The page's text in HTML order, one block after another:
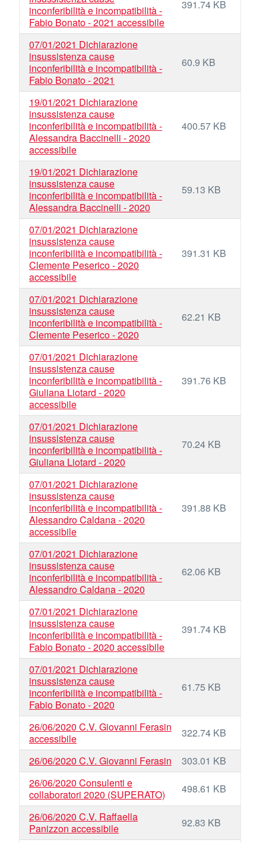
inconferibilità e incompatibilità -
Fabio Bonato - 2021 accessibile
391.74 KB
07/01/2021 Dichiarazione
insussistenza cause
inconferibilità e incompatibilità -
Fabio Bonato - 2021
60.9 KB
19/01/2021 Dichiarazione
insussistenza cause
inconferibilità e incompatibilità -
Alessandra Baccinelli - 2020
accessibile
400.57 KB
19/01/2021 Dichiarazione
insussistenza cause
inconferibilità e incompatibilità -
Alessandra Baccinelli - 2020
59.13 KB
07/01/2021 Dichiarazione
insussistenza cause
inconferibilità e incompatibilità -
Clemente Peserico - 2020
accessibile
391.31 KB
07/01/2021 Dichiarazione
insussistenza cause
inconferibilità e incompatibilità -
Clemente Peserico - 2020
62.21 KB
07/01/2021 Dichiarazione
insussistenza cause
inconferibilità e incompatibilità -
Giuliana Liotard - 2020
accessibile
391.76 KB
07/01/2021 Dichiarazione
insussistenza cause
inconferibilità e incompatibilità -
Giuliana Liotard - 2020
70.24 KB
07/01/2021 Dichiarazione
insussistenza cause
inconferibilità e incompatibilità -
Alessandro Caldana - 2020
accessibile
391.88 KB
07/01/2021 Dichiarazione
insussistenza cause
inconferibilità e incompatibilità -
Alessandro Caldana - 2020
62.06 KB
07/01/2021 Dichiarazione
insussistenza cause
inconferibilità e incompatibilità -
Fabio Bonato - 2020 accessibile
391.74 KB
07/01/2021 Dichiarazione
insussistenza cause
inconferibilità e incompatibilità -
Fabio Bonato - 2020
61.75 KB
26/06/2020 C.V. Giovanni Ferasin
accessibile
322.74 KB
26/06/2020 C.V. Giovanni Ferasin
303.01 KB
26/06/2020 Consulenti e
collaboratori 2020 (SUPERATO)
498.61 KB
26/06/2020 C.V. Raffaella
Panizzon accessibile
92.83 KB